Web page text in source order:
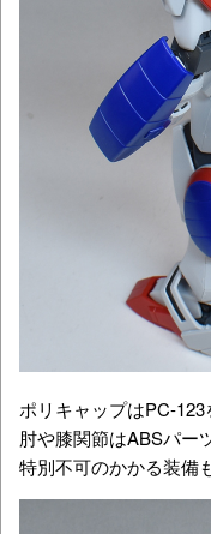
ポリキャップはPC-123
肘や膝関節はABSパー
特別不可のかかる装備